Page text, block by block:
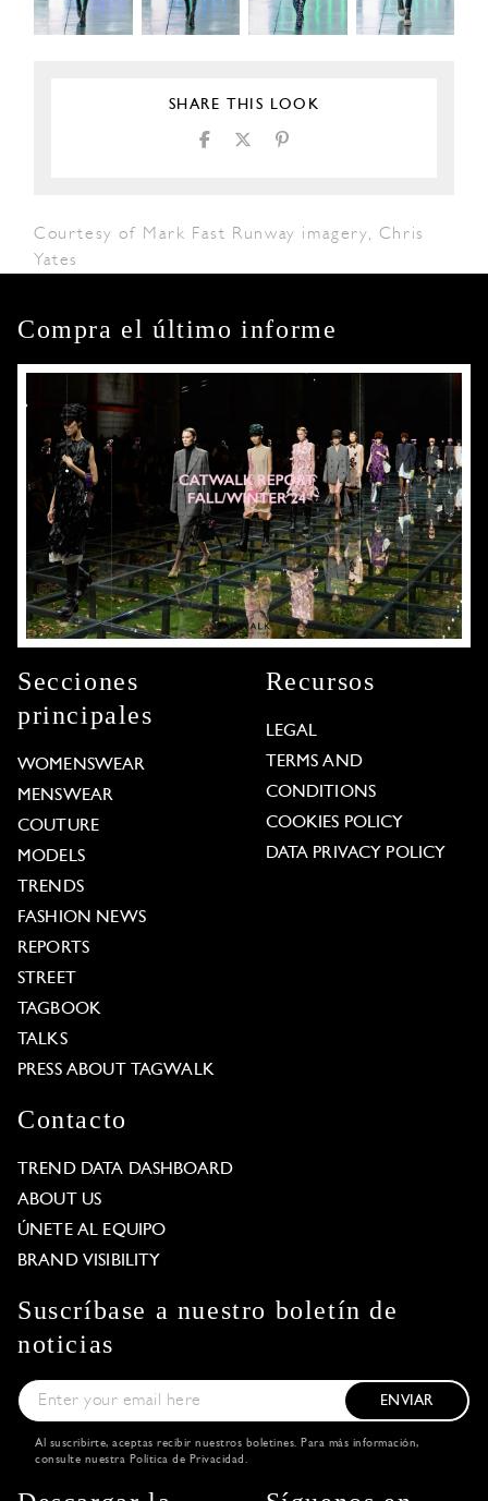
SHARE THIS LOOK
Courtesy of Mark Fast Runway imagery, Chris
Yates
Compra el último informe
Secciones
principales
WOMENSWEAR
MENSWEAR
COUTURE
MODELS
TRENDS
FASHION NEWS
REPORTS
STREET
TAGBOOK
TALKS
PRESS ABOUT TAGWALK
Recursos
LEGAL
TERMS AND
CONDITIONS
COOKIES POLICY
DATA PRIVACY POLICY
Contacto
TREND DATA DASHBOARD
ABOUT US
ÚNETE AL EQUIPO
BRAND VISIBILITY
Suscríbase a nuestro boletín de
noticias
ENVIAR
Al suscribirte, aceptas recibir nuestros boletines. Para más información,
consulte nuestra Política de Privacidad .